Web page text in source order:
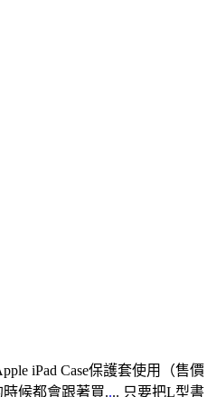
iPad Case保護套使用（售價
時候都會跟著買.... 只要把L型書